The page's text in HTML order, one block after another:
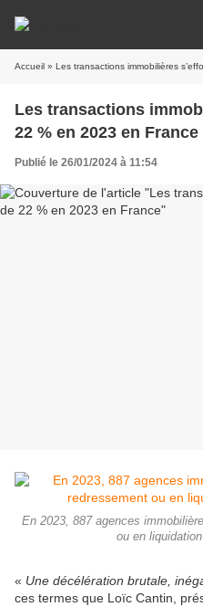
Accueil » Les transactions immobilières
Les transactions
22 % en 2023 en France
Publié le 26/01/2024 à 11:54
En 2023, 887 agences
ou en
« Une décélération brutale,
ces termes que Loïc Cantin,